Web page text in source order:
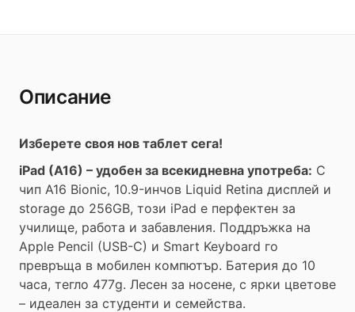
Описание
Изберете своя нов таблет сега!
iPad (A16) – удобен за всекидневна употреба: С
чип A16 Bionic, 10.9-инчов Liquid Retina дисплей и
storage до 256GB, този iPad е перфектен за
училище, работа и забавления. Поддръжка на
Apple Pencil (USB-C) и Smart Keyboard го
превръща в мобилен компютър. Батерия до 10
часа, тегло 477g. Лесен за носене, с ярки цветове
– идеален за студенти и семейства.